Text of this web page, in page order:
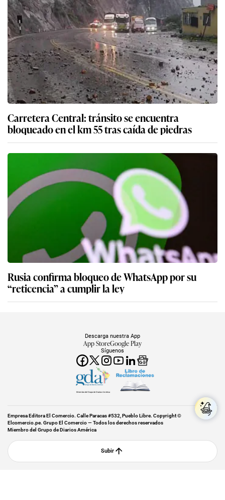
Carretera Central: tránsito se encuentra
bloqueado en el km 55 tras caída de piedras
Rusia confirma bloqueo de WhatsApp por su
“reticencia” a cumplir la ley
Síguenos
Descarga nuestra App
App StoreGoogle Play
Miembro del Grupo de Diarios América
Empresa Editora El Comercio. Calle Paracas #532, Pueblo Libre. Copyright ©
Elcomercio.pe. Grupo El Comercio — Todos los derechos reservados
Miembro del Grupo de Diarios América
Subir